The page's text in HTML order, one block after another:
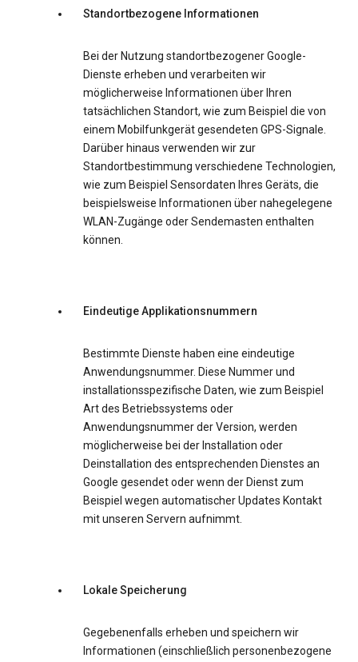
Standortbezogene Informationen
Bei der Nutzung standortbezogener Google-
Dienste erheben und verarbeiten wir
möglicherweise Informationen über Ihren
tatsächlichen Standort, wie zum Beispiel die von
einem Mobilfunkgerät gesendeten GPS-Signale.
Darüber hinaus verwenden wir zur
Standortbestimmung verschiedene Technologien,
wie zum Beispiel Sensordaten Ihres Geräts, die
beispielsweise Informationen über nahegelegene
WLAN-Zugänge oder Sendemasten enthalten
können.
Eindeutige Applikationsnummern
Bestimmte Dienste haben eine eindeutige
Anwendungsnummer. Diese Nummer und
installationsspezifische Daten, wie zum Beispiel
Art des Betriebssystems oder
Anwendungsnummer der Version, werden
möglicherweise bei der Installation oder
Deinstallation des entsprechenden Dienstes an
Google gesendet oder wenn der Dienst zum
Beispiel wegen automatischer Updates Kontakt
mit unseren Servern aufnimmt.
Lokale Speicherung
Gegebenenfalls erheben und speichern wir
Informationen (einschließlich personenbezogene